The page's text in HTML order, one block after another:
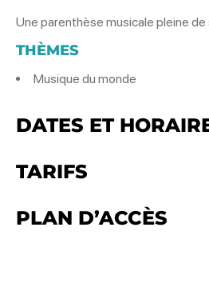
Une parenthèse musicale pleine de
THÈMES
Musique du monde
DATES ET
TARIFS
PLAN D’ACCÈS